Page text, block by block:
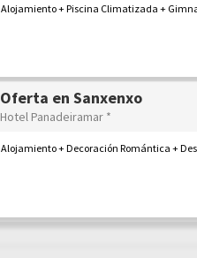
Alojamiento + Piscina Climatizada +
Oferta en Sanxenxo
Hotel Panadeiramar *
Alojamiento + Decoración Romántica +